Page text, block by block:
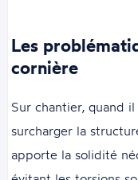
Les
cornière
Sur chantier, quand
surcharger la
apporte la solidité